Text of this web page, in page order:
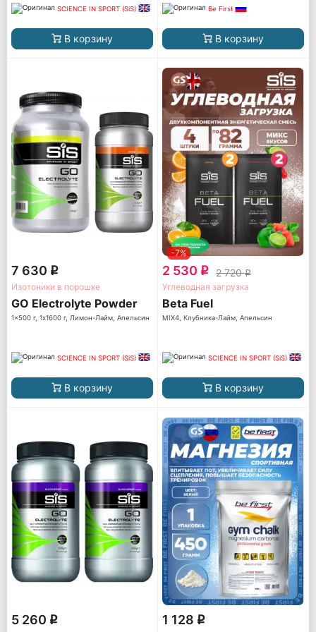
SCIENCE IN SPORT (SiS)
В корзину
Be First
В корзину
7 630 q
Изотоники в порошке
GO Electrolyte Powder
1x500 г, 1x1600 г, Лимон-Лайм, Апельсин
SCIENCE IN SPORT (SiS)
В корзину
-7%
2 530 q 2 720q
Углеводная загрузка
Beta Fuel
MIX4, Клубника-Лайм, Апельсин
SCIENCE IN SPORT (SiS)
В корзину
5 260 q
1 128 q